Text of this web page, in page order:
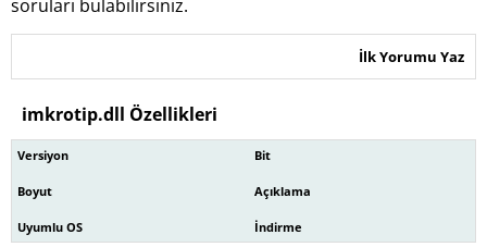
soruları bulabilirsiniz.
İlk Yorumu Yaz
imkrotip.dll Özellikleri
Versiyon Bit
Boyut Açıklama
Uyumlu OS İndirme